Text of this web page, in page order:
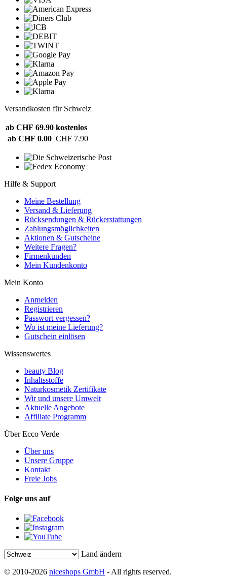
Versandkosten für Schweiz
ab CHF 69.90 kostenlos
ab CHF 0.00 CHF 7.90
Hilfe & Support
Meine Bestellung
Versand & Lieferung
Rücksendungen & Rückerstattungen
Zahlungsmöglichkeiten
Aktionen & Gutscheine
Weitere Fragen?
Firmenkunden
Mein Kundenkonto
Mein Konto
Anmelden
Registrieren
Passwort vergessen?
Wo ist meine Lieferung?
Gutschein einlösen
Wissenswertes
beauty Blog
Inhaltsstoffe
Naturkosmetik Zertifikate
Wir und unsere Umwelt
Aktuelle Angebote
Affiliate Programm
Über Ecco Verde
Über uns
Unsere Gruppe
Kontakt
Freie Jobs
Folge uns auf
Land ändern
© 2010-2026 niceshops GmbH - All rights reserved.